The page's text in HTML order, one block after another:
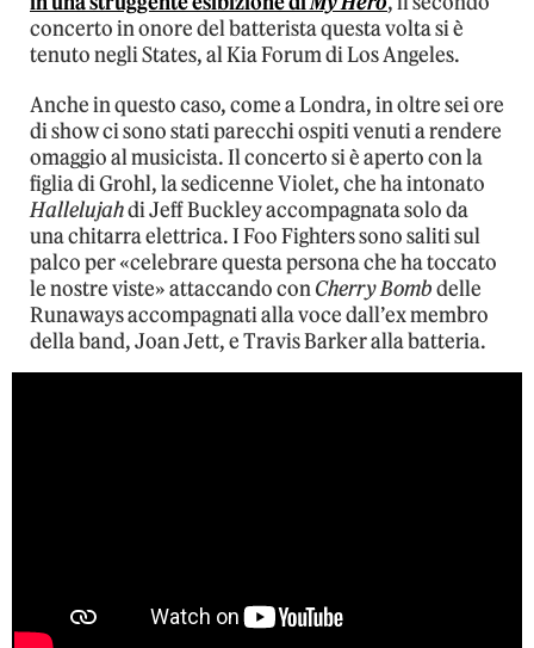
concerto in onore del batterista questa volta si è
tenuto negli States, al Kia Forum di Los Angeles.
Anche in questo caso, come a Londra, in oltre sei ore
di show ci sono stati parecchi ospiti venuti a rendere
omaggio al musicista. Il concerto si è aperto con la
figlia di Grohl, la sedicenne Violet, che ha intonato
Hallelujahdi Jeff Buckley accompagnata solo da
una chitarra elettrica. I Foo Fighters sono saliti sul
palco per «celebrare questa persona che ha toccato
le nostre viste» attaccando conCherry Bombdelle
Runaways accompagnati alla voce dall’ex membro
della band, Joan Jett, e Travis Barker alla batteria.